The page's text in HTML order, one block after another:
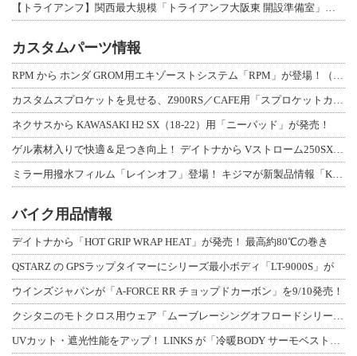
【トライアンフ】関西最大規模「トライアンフ大阪東 開設準備室」がオープン！ 限定
カスタムパーツ情報
RPM から ホンダ GROM用エキゾーストシステム「RPM」が登場！（動画あり
カスタムスプロケットを見せる、Z900RS／CAFE用「スプロケットカバーフルキ
ネクサスから KAWASAKI H2 SX（18-22）用「ニーパッド」が発売！
ゲル素材入りで快適＆足つき向上！ デイトナから Vストローム250SX用「快適ロ
ミラー用撥水フィルム「レインオフ」登場！ キジマが新製品情報「KIJIMA NE
バイク用品情報
デイトナから「HOT GRIP WRAP HEAT」が発売！ 最高約80℃の巻き
QSTARZ の GPSラップタイマーにシリーズ最小ボディ「LT-9000S」が
ウインズジャパンが「A-FORCE RR チョップドカーボン」を9/10発売！
クシタニのモトクロス用ウェア「ムーブレーシングオフロードシリーズ」3アイテムが登
UVカット・遮光性能をアップ！ LINKS が「冷暖BODY サーモベスト」改良